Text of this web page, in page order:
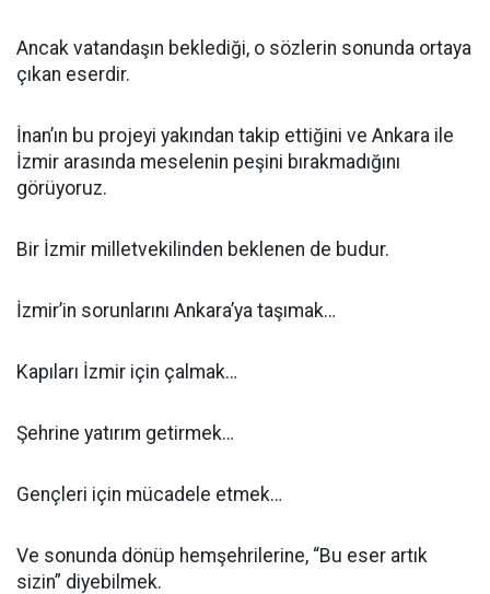
Ancak vatandaşın beklediği, o sözlerin sonunda ortaya
çıkan eserdir.
İnan’ın bu projeyi yakından takip ettiğini ve Ankara ile
İzmir arasında meselenin peşini bırakmadığını
görüyoruz.
Bir İzmir milletvekilinden beklenen de budur.
İzmir’in sorunlarını Ankara’ya taşımak…
Kapıları İzmir için çalmak…
Şehrine yatırım getirmek…
Gençleri için mücadele etmek…
Ve sonunda dönüp hemşehrilerine, “Bu eser artık
sizin” diyebilmek.